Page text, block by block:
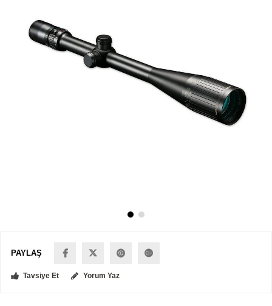
PAYLAŞ
Tavsiye Et Yorum Yaz